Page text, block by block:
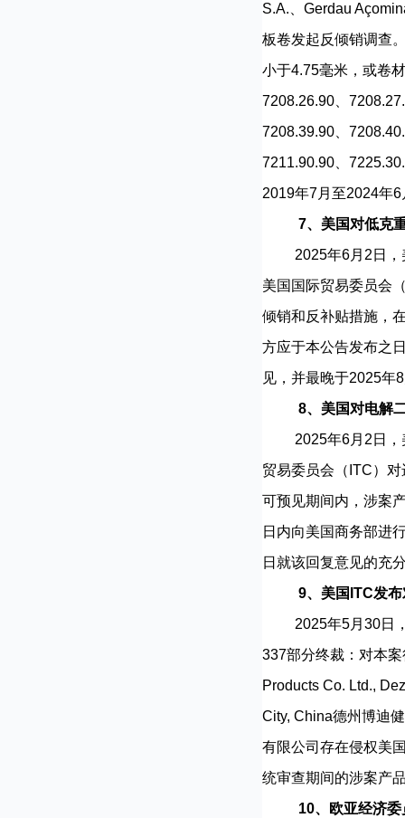
S.A.、Gerdau
板卷发起反倾销调查
小于4.75毫米，或卷
7208.26.90、
7208.39.90、
7211.90.90、
2019年7月至2024年
7、美国对低克
2025年6月2日，美
美国国际贸易委员会
倾销和反补贴措施，
方应于本公告发布之
见，并最晚于2025年
8、美国对电解
2025年6月2日，美
贸易委员会（ITC）
可预见期间内，涉案
日内向美国商务部进
日就该回复意见的充
9、美国ITC发
2025年5月30日，
337部分终裁：对本
Products Co. Ltd.,
City, China德州博迪
有限公司存在侵权美
统审查期间的涉案产
10、欧亚经济